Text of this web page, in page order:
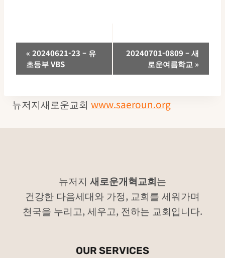
이
벤
네
션
« 20240621-23 – 유
초등부 VBS
20240701-0809 – 새
로운여름학교 »
뉴저지새로운교회 www.saeroun.org
뉴저지 새로운개혁교회는
건강한 다음세대와 가정, 교회를 세워가며
천국을 누리고, 세우고, 전하는 교회입니다.
OUR SERVICES